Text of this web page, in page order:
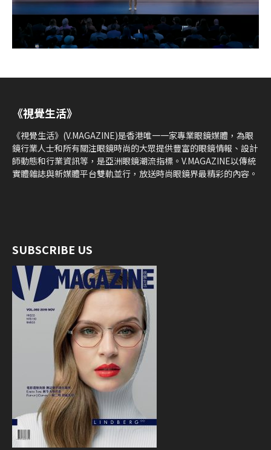
《視覺生活》
《視覺生活》(V.MAGAZINE)是香港唯一一家專業眼鏡媒體，為眼
鏡行業人士和所有關注眼鏡時尚的大眾提供豐富的眼鏡情報、設計
師動態和行業資訊等，是亞洲眼鏡潮流指標。V.MAGAZINE以傳統
實體雜誌與新媒體平台雙軌並行，放送時尚眼鏡界最精彩的內容。
SUBSCRIBE US